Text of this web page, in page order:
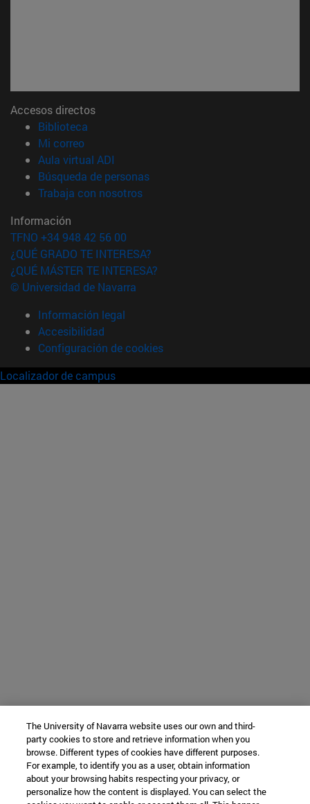
Accesos directos
Biblioteca
Mi correo(abre en nueva ventana)
Aula virtual ADI
Búsqueda de personas(abre en nueva ventana)
Trabaja con nosotros(abre en nueva ventana)
Información
TFNO +34 948 42 56 00
¿QUÉ GRADO TE INTERESA?
¿QUÉ MÁSTER TE INTERESA?
© Universidad de Navarra
Información legal
Accesibilidad
Configuración de cookies
Localizador de campus
The University of Navarra website uses our own and third-
party cookies to store and retrieve information when you
browse. Different types of cookies have different purposes.
For example, to identify you as a user, obtain information
about your browsing habits respecting your privacy, or
personalize how the content is displayed. You can select the